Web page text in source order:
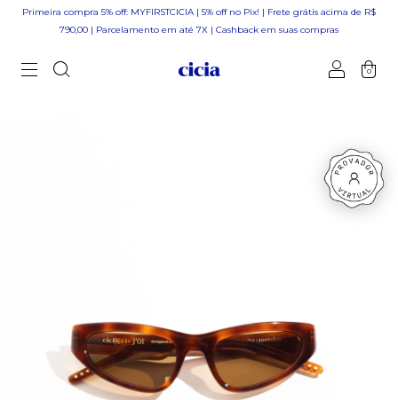
Primeira compra 5% off: MYFIRSTCICIA | 5% off no Pix! | Frete grátis acima de R$
790,00 | Parcelamento em até 7X | Cashback em suas compras
0